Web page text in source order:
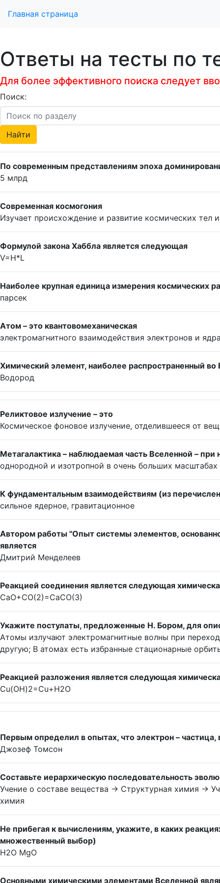
Главная страница
Ответы на тесты по
Для более эффективного поиска следует
Поиск:
По современным представлениям эпоха
5 млрд
Современная космогония
Изучает происхождение и развитие космических тел
Формулой закона Хаббла является следующая
V=H*L
Наиболее крупная единица измерения космических
парсек
Атом – это квантовомеханическая
электромагнитного взаимодействия электронов и
Химический элемент, наиболее распространенный во
Водород
Реликтовое излучение – это
Космическое фоновое излучение, отделившееся от
Метагалактика – наблюдаемая часть Вселенной –
однородной и изотропной в очень больших
К фундаментальным взаимодействиям (из
сильное ядерное, гравитационное
Автором работы "Опыт системы элементов,
является
Дмитрий Менделеев
Реакцией соединения является следующая
CaO+CO(2)=CaCO(3)
Укажите постулаты, предложенные Н. Бором, для
Атомы излучают электромагнитные волны при
другую; В атомах есть избранные стационарные
Реакцией разложения является следующая
Cu(OH)2=Cu+H2O
Первым определил в опытах, что электрон – частица,
Джозеф Томсон
Составьте иерархическую последовательность
Учение о составе вещества -> Структурная химия ->
химия
Не прибегая к вычислениям, укажите, в каких
множественный выбор)
H2O MgO
Основными химическими элементами Вселенной